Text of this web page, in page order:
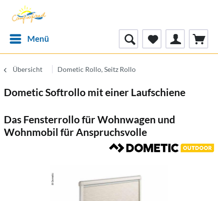
Menü
Übersicht Dometic Rollo, Seitz Rollo
Dometic Softrollo mit einer Laufschiene
Das Fensterrollo für Wohnwagen und
Wohnmobil für Anspruchsvolle